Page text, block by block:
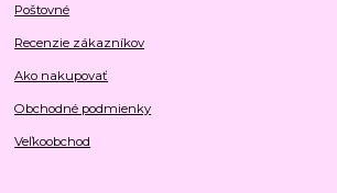
Poštovné
Recenzie zákazníkov
Ako nakupovať
Obchodné podmienky
Veľkoobchod